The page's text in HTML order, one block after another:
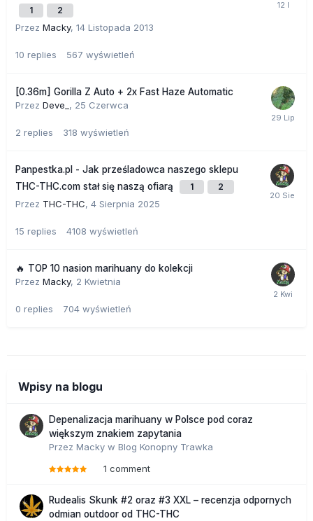
1 2
Przez Macky, 14 Listopada 2013
10 replies 567 wyświetleń
[0.36m] Gorilla Z Auto + 2x Fast Haze Automatic
Przez Deve_ , 25 Czerwca
2 replies 318 wyświetleń
Panpestka.pl - Jak prześladowca naszego sklepu
THC-THC.com stał się naszą ofiarą
1 2
Przez THC-THC, 4 Sierpnia 2025
15 replies 4108 wyświetleń
🔥 TOP 10 nasion marihuany do kolekcji
Przez Macky, 2 Kwietnia
0 replies 704 wyświetleń
Wpisy na blogu
Depenalizacja marihuany w Polsce pod coraz
większym znakiem zapytania
Przez Macky w Blog Konopny Trawka
1 comment
Rudealis Skunk #2 oraz #3 XXL – recenzja odpornych
odmian outdoor od THC-THC